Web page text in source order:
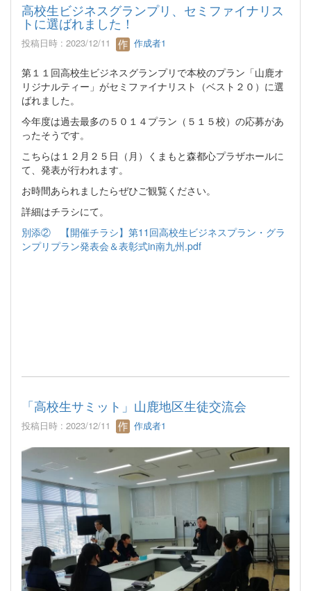
高校生ビジネスグランプリ、セミファイナリス
トに選ばれました！
投稿日時 : 2023/12/11 作成者1
第１１回高校生ビジネスグランプリで本校のプラン「山鹿オ
リジナルティー」がセミファイナリスト（ベスト２０）に選
ばれました。
今年度は過去最多の５０１４プラン（５１５校）の応募があ
ったそうです。
こちらは１２月２５日（月）くまもと森都心プラザホールに
て、発表が行われます。
お時間あられましたらぜひご観覧ください。
詳細はチラシにて。
別添② 【開催チラシ】第11回高校生ビジネスプラン・グラ
ンプリプラン発表会＆表彰式in南九州.pdf
「高校生サミット」山鹿地区生徒交流会
投稿日時 : 2023/12/11 作成者1